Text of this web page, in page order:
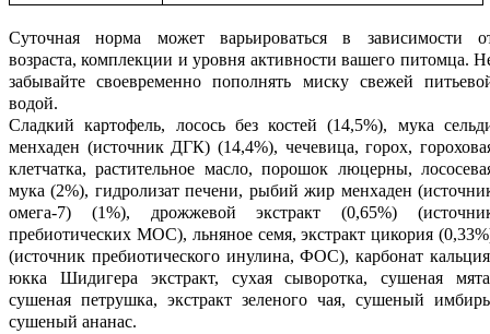
Суточная норма может варьироваться в зависимости
возраста, комплекции и уровня активности вашего питомца.
забывайте своевременно пополнять миску свежей
водой.
Сладкий картофель, лосось без костей (14,5%), мука
менхаден (источник ДГК) (14,4%), чечевица, горох,
клетчатка, растительное масло, порошок люцерны,
мука (2%), гидролизат печени, рыбий жир менхаден
омега-7) (1%), дрожжевой экстракт (0,65%)
пребиотических МОС), льняное семя, экстракт цикория
(источник пребиотического инулина, ФОС), карбонат
юкка Шидигера экстракт, сухая сыворотка, сушеная
сушеная петрушка, экстракт зеленого чая, сушеный
сушеный ананас.